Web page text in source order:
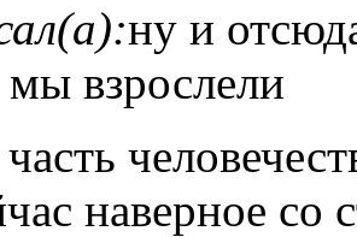
ну и
взрослели
наверное со